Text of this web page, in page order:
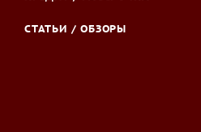
СТАТЬИ / ОБЗОРЫ